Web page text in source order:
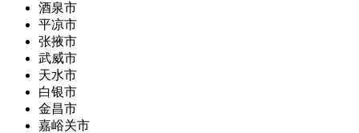
酒泉市
平凉市
张掖市
武威市
天水市
白银市
金昌市
嘉峪关市